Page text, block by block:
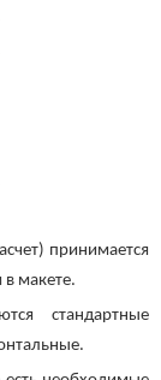
принимается
макете.
стандартные